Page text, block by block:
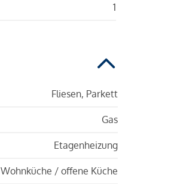
1
Fliesen, Parkett
Gas
Etagenheizung
Wohnküche / offene Küche